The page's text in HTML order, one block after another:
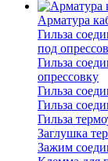
Арматура
Гильза
под
Гильза
опрессовку
Гильза
Гильза
Гильза
Заглушка
Зажим